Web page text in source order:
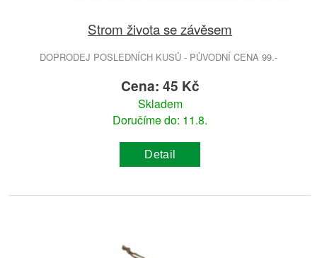
Strom života se závěsem
DOPRODEJ POSLEDNÍCH KUSŮ - PŮVODNÍ CENA 99.-
Cena: 45 Kč
Skladem
Doručíme do: 11.8.
Detail